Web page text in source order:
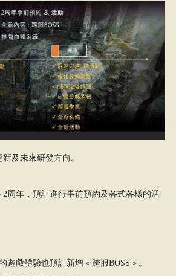
及未來研發方向。
2周年，預計進行事前預約及各式各樣的活
遊戲體驗也預計新增＜跨服BOSS＞。